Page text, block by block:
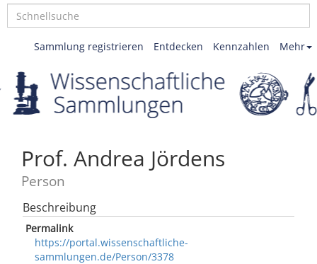
Mehr
Kennzahlen
Entdecken
Sammlung registrieren
Prof. Andrea Jördens
Person
Beschreibung
Permalink
https://portal.wissenschaftliche-
sammlungen.de/Person/3378